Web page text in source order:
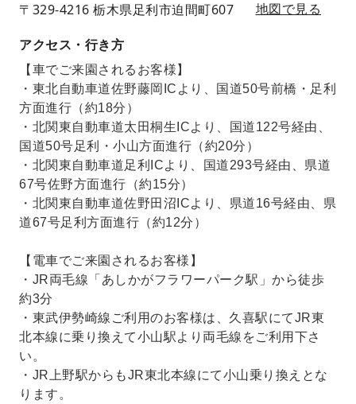
〒329-4216 栃木県足利市迫間町607
地図で見る
アクセス・行き方
【車でご来園されるお客様】
・東北自動車道佐野藤岡ICより、国道50号前橋・足利
方面進行（約18分）
・北関東自動車道太田桐生ICより、国道122号経由、
国道50号足利・小山方面進行（約20分）
・北関東自動車道足利ICより、国道293号経由、県道
67号佐野方面進行（約15分）
・北関東自動車道佐野田沼ICより、県道16号経由、県
道67号足利方面進行（約12分）
【電車でご来園されるお客様】
・JR両毛線「あしかがフラワーパーク駅」から徒歩
約3分
・東武伊勢崎線ご利用のお客様は、久喜駅にてJR東
北本線に乗り換えて小山駅より両毛線をご利用下さ
い。
・JR上野駅からもJR東北本線にて小山乗り換えとな
ります。